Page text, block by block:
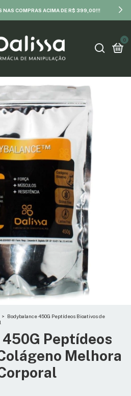
NAS COMPRAS ACIMA DE R$ 399,00!!!
0
> Bodybalance 450G Peptídeos Bioativos de
Peptídeos
Melhora